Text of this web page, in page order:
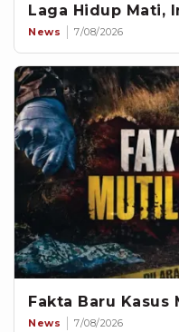
Laga Hidup Mati,
News 7/08/2026
Fakta Baru
News 7/08/2026